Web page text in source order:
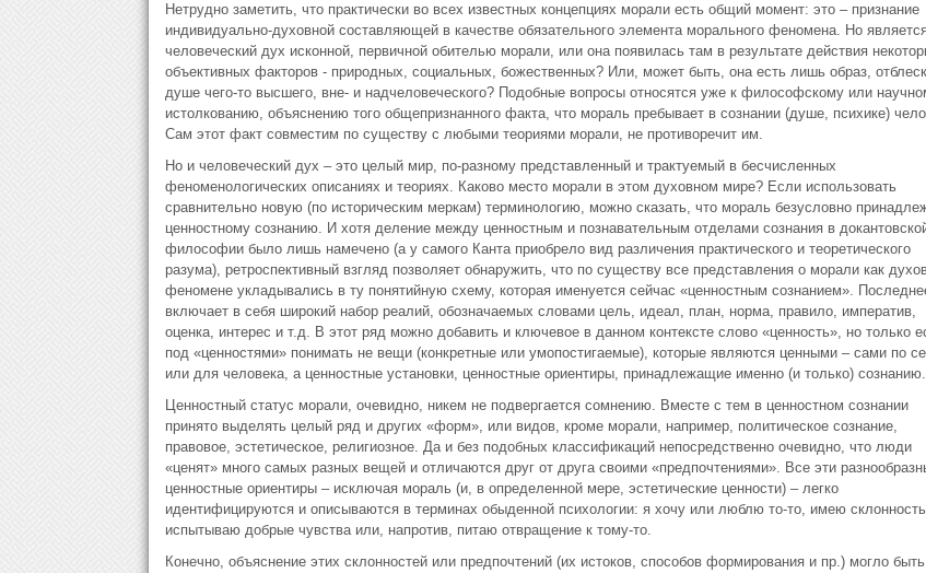
Нетрудно заметить, что практически во всех известных концепциях морали есть общий момент: это – признание
индивидуально-духовной составляющей в качестве обязательного элемента морального феномена. Но
человеческий дух исконной, первичной обителью морали, или она появилась там в результате действия
объективных факторов - природных, социальных, божественных? Или, может быть, она есть лишь образ,
душе чего-то высшего, вне- и надчеловеческого? Подобные вопросы относятся уже к философскому или
истолкованию, объяснению того общепризнанного факта, что мораль пребывает в сознании (душе, психике)
Сам этот факт совместим по существу с любыми теориями морали, не противоречит им.
Но и человеческий дух – это целый мир, по-разному представленный и трактуемый в бесчисленных
феноменологических описаниях и теориях. Каково место морали в этом духовном мире? Если использовать
сравнительно новую (по историческим меркам) терминологию, можно сказать, что мораль безусловно
ценностному сознанию. И хотя деление между ценностным и познавательным отделами сознания в
философии было лишь намечено (а у самого Канта приобрело вид различения практического и теоретического
разума), ретроспективный взгляд позволяет обнаружить, что по существу все представления о морали как
феномене укладывались в ту понятийную схему, которая именуется сейчас «ценностным сознанием».
включает в себя широкий набор реалий, обозначаемых словами цель, идеал, план, норма, правило, императив,
оценка, интерес и т.д. В этот ряд можно добавить и ключевое в данном контексте слово «ценность», но только
под «ценностями» понимать не вещи (конкретные или умопостигаемые), которые являются ценными – сами по
или для человека, а ценностные установки, ценностные ориентиры, принадлежащие именно (и только) сознанию.
Ценностный статус морали, очевидно, никем не подвергается сомнению. Вместе с тем в ценностном сознании
принято выделять целый ряд и других «форм», или видов, кроме морали, например, политическое сознание,
правовое, эстетическое, религиозное. Да и без подобных классификаций непосредственно очевидно, что люди
«ценят» много самых разных вещей и отличаются друг от друга своими «предпочтениями». Все эти
ценностные ориентиры – исключая мораль (и, в определенной мере, эстетические ценности) – легко
идентифицируются и описываются в терминах обыденной психологии: я хочу или люблю то-то, имею
испытываю добрые чувства или, напротив, питаю отвращение к тому-то.
Конечно, объяснение этих склонностей или предпочтений (их истоков, способов формирования и пр.) могло